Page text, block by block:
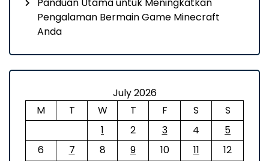
Panduan Utama untuk Meningkatkan
Pengalaman Bermain Game Minecraft
Anda
July 2026
M
T W T F S
S
1
2 3 4
5
6
7 8 9 10 11
12